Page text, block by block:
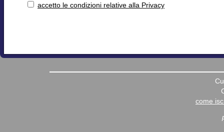
accetto le condizioni relative alla Privacy
come